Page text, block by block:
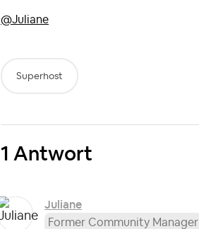
@Juliane
Superhost
1 Antwort
Juliane
Former Community Manager